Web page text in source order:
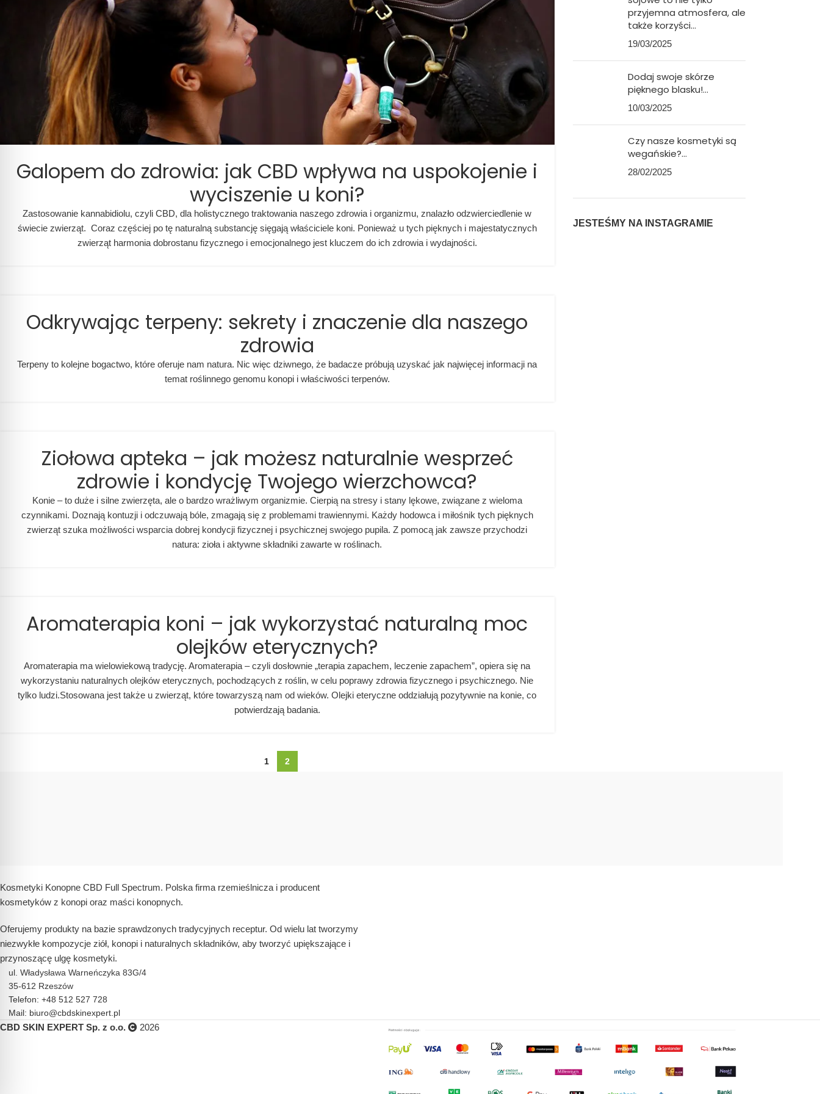
luksusem, budzi Twoją zmysłowość
i subtelnie zaprasza do gry
uwodzenia.
Twoim wieczornym rytuałem ciszy,
który przywraca spokój, równowagę
i głęboki sen.
przestrzeń promienną lekkością.
się Twoim osobistym lasem pełnym
spokoju i bezpieczeństwa.
ujędrniona!
Galopem do zdrowia: jak CBD wpływa na uspokojenie i
wyciszenie u koni?
Zastosowanie kannabidiolu, czyli CBD, dla holistycznego traktowania naszego zdrowia i organizmu, znalazło odzwierciedlenie w
świecie zwierząt. Coraz częściej po tę naturalną substancję sięgają właściciele koni. Ponieważ u tych pięknych i majestatycznych
zwierząt harmonia dobrostanu fizycznego i emocjonalnego jest kluczem do ich zdrowia i wydajności.
Odkrywając terpeny: sekrety i znaczenie dla naszego
zdrowia
Terpeny to kolejne bogactwo, które oferuje nam natura. Nic więc dziwnego, że badacze próbują uzyskać jak najwięcej informacji na
temat roślinnego genomu konopi i właściwości terpenów.
Ziołowa apteka – jak możesz naturalnie wesprzeć
zdrowie i kondycję Twojego wierzchowca?
Konie – to duże i silne zwierzęta, ale o bardzo wrażliwym organizmie. Cierpią na stresy i stany lękowe, związane z wieloma
czynnikami. Doznają kontuzji i odczuwają bóle, zmagają się z problemami trawiennymi. Każdy hodowca i miłośnik tych pięknych
zwierząt szuka możliwości wsparcia dobrej kondycji fizycznej i psychicznej swojego pupila. Z pomocą jak zawsze przychodzi
natura: zioła i aktywne składniki zawarte w roślinach.
Aromaterapia koni – jak wykorzystać naturalną moc
olejków eterycznych?
Aromaterapia ma wielowiekową tradycję. Aromaterapia – czyli dosłownie „terapia zapachem, leczenie zapachem”, opiera się na
wykorzystaniu naturalnych olejków eterycznych, pochodzących z roślin, w celu poprawy zdrowia fizycznego i psychicznego. Nie
tylko ludzi.Stosowana jest także u zwierząt, które towarzyszą nam od wieków. Olejki eteryczne oddziałują pozytywnie na konie, co
potwierdzają badania.
1 2
przyjemna atmosfera, ale
także korzyści…
19/03/2025
Dodaj swoje skórze
pięknego blasku!…
10/03/2025
Czy nasze kosmetyki są
wegańskie?…
28/02/2025
JESTEŚMY NA INSTAGRAMIE
Kosmetyki Konopne CBD Full Spectrum. Polska firma rzemieślnicza i producent
kosmetyków z konopi oraz maści konopnych.
Oferujemy produkty na bazie sprawdzonych tradycyjnych receptur. Od wielu lat tworzymy
niezwykłe kompozycje ziół, konopi i naturalnych składników, aby tworzyć upiększające i
przynoszącę ulgę kosmetyki.
ul. Władysława Warneńczyka 83G/4
35-612 Rzeszów
Telefon: +48 512 527 728
Mail: biuro@cbdskinexpert.pl
CBD SKIN EXPERT Sp. z o.o. 2026